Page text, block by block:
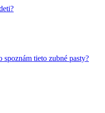
tieto zubné pasty?